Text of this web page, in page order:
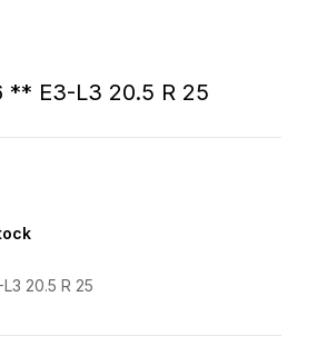
** E3-L3 20.5 R 25
20.5 R 25